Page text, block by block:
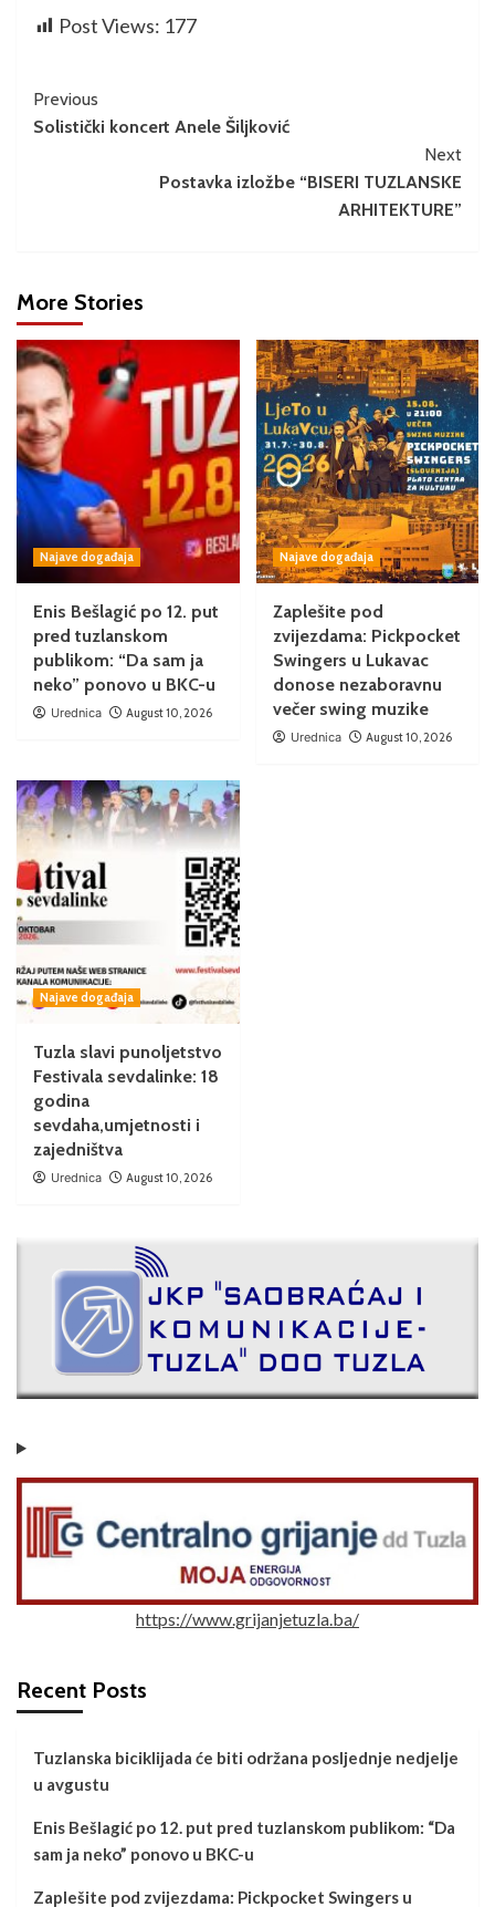
Post Views: 177
Previous
Solistički koncert Anele Šiljković
Next
Postavka izložbe “BISERI TUZLANSKE
ARHITEKTURE”
More Stories
Najave događaja
Enis Bešlagić po 12. put
pred tuzlanskom
publikom: “Da sam ja
neko” ponovo u BKC-u
Urednica August 10, 2026
Najave događaja
Zaplešite pod
zvijezdama: Pickpocket
Swingers u Lukavac
donose nezaboravnu
večer swing muzike
Urednica August 10, 2026
Najave događaja
Tuzla slavi punoljetstvo
Festivala sevdalinke: 18
godina
sevdaha,umjetnosti i
zajedništva
Urednica August 10, 2026
https://www.grijanjetuzla.ba/
Recent Posts
Tuzlanska biciklijada će biti održana posljednje nedjelje
u avgustu
Enis Bešlagić po 12. put pred tuzlanskom publikom: “Da
sam ja neko” ponovo u BKC-u
Zaplešite pod zvijezdama: Pickpocket Swingers u